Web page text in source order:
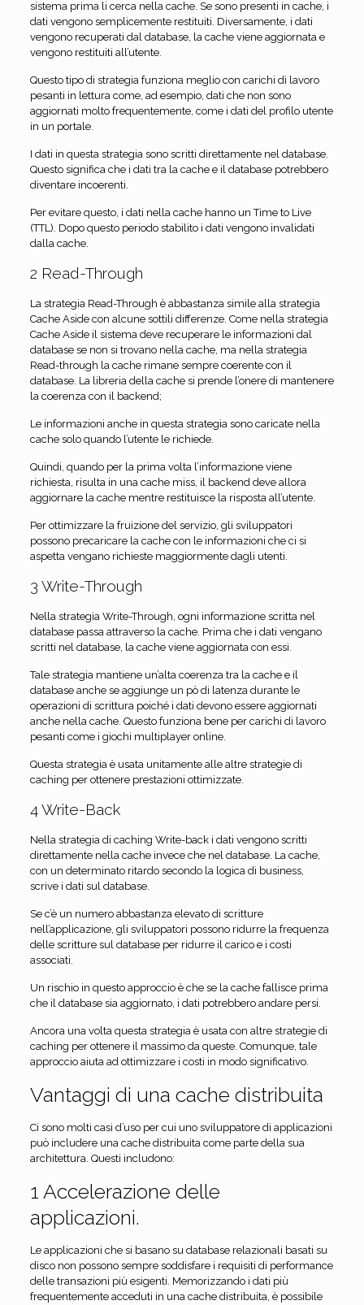
sistema prima li cerca nella cache. Se sono presenti in cache, i
dati vengono semplicemente restituiti. Diversamente, i dati
vengono recuperati dal database, la cache viene aggiornata e
vengono restituiti all’utente.
Questo tipo di strategia funziona meglio con carichi di lavoro
pesanti in lettura come, ad esempio, dati che non sono
aggiornati molto frequentemente, come i dati del profilo utente
in un portale.
I dati in questa strategia sono scritti direttamente nel database.
Questo significa che i dati tra la cache e il database potrebbero
diventare incoerenti.
Per evitare questo, i dati nella cache hanno un Time to Live
(TTL). Dopo questo periodo stabilito i dati vengono invalidati
dalla cache.
2 Read-Through
La strategia Read-Through è abbastanza simile alla strategia
Cache Aside con alcune sottili differenze. Come nella strategia
Cache Aside il sistema deve recuperare le informazioni dal
database se non si trovano nella cache, ma nella strategia
Read-through la cache rimane sempre coerente con il
database. La libreria della cache si prende l’onere di mantenere
la coerenza con il backend;
Le informazioni anche in questa strategia sono caricate nella
cache solo quando l’utente le richiede.
Quindi, quando per la prima volta l’informazione viene
richiesta, risulta in una cache miss, il backend deve allora
aggiornare la cache mentre restituisce la risposta all’utente.
Per ottimizzare la fruizione del servizio, gli sviluppatori
possono precaricare la cache con le informazioni che ci si
aspetta vengano richieste maggiormente dagli utenti.
3 Write-Through
Nella strategia Write-Through, ogni informazione scritta nel
database passa attraverso la cache. Prima che i dati vengano
scritti nel database, la cache viene aggiornata con essi.
Tale strategia mantiene un’alta coerenza tra la cache e il
database anche se aggiunge un pò di latenza durante le
operazioni di scrittura poiché i dati devono essere aggiornati
anche nella cache. Questo funziona bene per carichi di lavoro
pesanti come i giochi multiplayer online.
Questa strategia è usata unitamente alle altre strategie di
caching per ottenere prestazioni ottimizzate.
4 Write-Back
Nella strategia di caching Write-back i dati vengono scritti
direttamente nella cache invece che nel database. La cache,
con un determinato ritardo secondo la logica di business,
scrive i dati sul database.
Se c’è un numero abbastanza elevato di scritture
nell’applicazione, gli sviluppatori possono ridurre la frequenza
delle scritture sul database per ridurre il carico e i costi
associati.
Un rischio in questo approccio è che se la cache fallisce prima
che il database sia aggiornato, i dati potrebbero andare persi.
Ancora una volta questa strategia è usata con altre strategie di
caching per ottenere il massimo da queste. Comunque, tale
approccio aiuta ad ottimizzare i costi in modo significativo.
Vantaggi di una cache distribuita
Ci sono molti casi d’uso per cui uno sviluppatore di applicazioni
può includere una cache distribuita come parte della sua
architettura. Questi includono:
1 Accelerazione delle
applicazioni.
Le applicazioni che si basano su database relazionali basati su
disco non possono sempre soddisfare i requisiti di performance
delle transazioni più esigenti. Memorizzando i dati più
frequentemente acceduti in una cache distribuita, è possibile